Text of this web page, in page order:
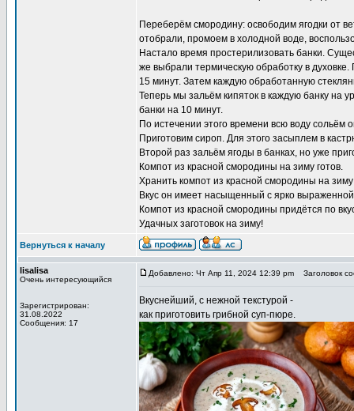
Переберём смородину: освободим ягодки от
отобрали, промоем в холодной воде,
Настало время простерилизовать банки.
же выбрали термическую обработку в
15 минут. Затем каждую обработанную
Теперь мы зальём кипяток в каждую банку на
банки на 10 минут.
По истечении этого времени всю воду сольём
Приготовим сироп. Для этого засыплем в
Второй раз зальём ягоды в банках, но уже
Компот из красной смородины на зиму готов.
Хранить компот из красной смородины на
Вкус он имеет насыщенный с ярко выраженной
Компот из красной смородины придётся по
Удачных заготовок на зиму!
Вернуться к началу
lisalisa
Очень интересующийся
Зарегистрирован:
31.08.2022
Сообщения: 17
Добавлено: Чт Апр 11, 2024 12:39 pm Заголовок
Вкуснейший, с нежной текстурой -
как приготовить грибной суп-пюре.